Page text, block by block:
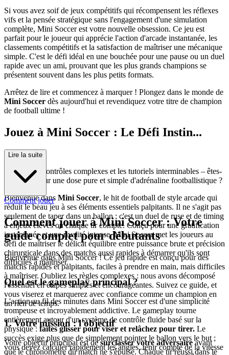
Si vous avez soif de jeux compétitifs qui récompensent les réflexes
vifs et la pensée stratégique sans l'engagement d'une simulation
complète, Mini Soccer est votre nouvelle obsession. Ce jeu est
parfait pour le joueur qui apprécie l'action d'arcade instantanée, les
classements compétitifs et la satisfaction de maîtriser une mécanique
simple. C'est le défi idéal en une bouchée pour une pause ou un duel
rapide avec un ami, prouvant que les plus grands champions se
présentent souvent dans les plus petits formats.
Arrêtez de lire et commencez à marquer ! Plongez dans le monde de
Mini Soccer dès aujourd'hui et revendiquez votre titre de champion
de football ultime !
Jouez à Mini Soccer : Le Défi Instin...
ctif Ultime
Oubliez les contrôles complexes et les tutoriels interminables – êtes-
vous prêt pour une dose pure et simple d'adrénaline footballistique ?
Bienvenue dans Mini Soccer, le hit de football de style arcade qui
réduit le beau jeu à ses éléments essentiels palpitants. Il ne s'agit pas
seulement de taper dans un ballon ; c'est un duel de ruse et de timing
à enjeux élevés où chaque tir compte. Conçu pour une gratification
instantanée et une rivalité intense, Mini Soccer met les joueurs au
défi de maîtriser le délicat équilibre entre puissance brute et précision
chirurgicale dans des matchs aussi rapides à démarrer qu'ils sont
difficiles à maîtriser.
Quel est le gameplay principal ?
L'action au fil des minutes dans Mini Soccer est d'une simplicité
trompeuse et incroyablement addictive. Le gameplay tourne
entièrement autour d'un système de contrôle fluide basé sur la
physique : faites glisser pour viser et relâchez pour tirer. Le
succès exige plus que de simplement pointer le ballon vers le but ;
vous devez calculer rapidement les angles, tenir compte de la vitesse
Lire la suite
Comment jouer
Comment jouer à Mini Soccer : Votre
guide complet pour débutants
Bienvenue dans Mini Soccer ! Ce jeu rapide est conçu pour des
matchs rapides et palpitants, faciles à prendre en main, mais difficiles
à maîtriser. Oubliez les règles complexes : nous avons décomposé
l'essentiel en étapes simples et encourageantes. Suivez ce guide, et
vous viserez et marquerez avec confiance comme un champion en
un rien de temps.
1. Votre mission : l'objectif
Votre objectif principal est desurclasser votre adversaireavant
que le chronomètre du match ne s'épuise. Chaque tir réussi dans le